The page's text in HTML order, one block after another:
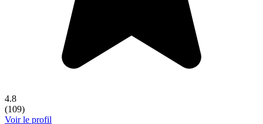
4.8
(109)
Voir le profil